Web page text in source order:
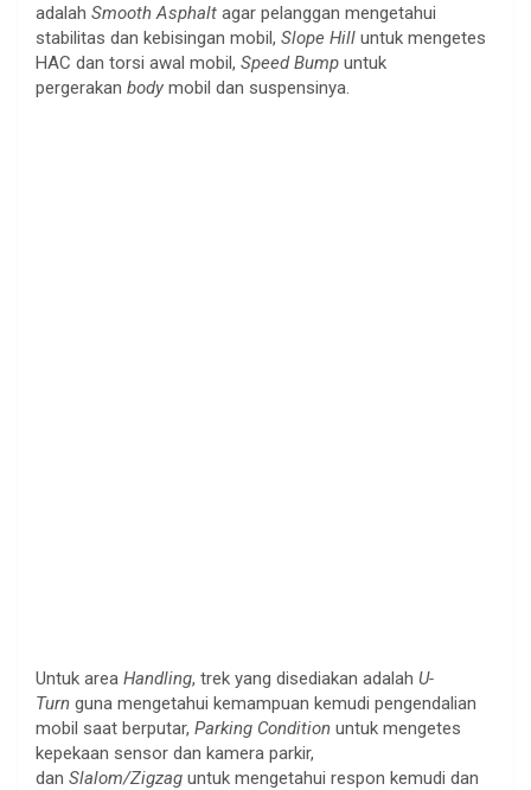
adalah Smooth Asphalt agar pelanggan mengetahui
stabilitas dan kebisingan mobil, Slope Hill untuk mengetes
HAC dan torsi awal mobil, Speed Bump untuk
pergerakan body mobil dan suspensinya.
Untuk area Handling, trek yang disediakan adalah U-
Turn guna mengetahui kemampuan kemudi pengendalian
mobil saat berputar, Parking Condition untuk mengetes
kepekaan sensor dan kamera parkir,
dan Slalom/Zigzag untuk mengetahui respon kemudi dan